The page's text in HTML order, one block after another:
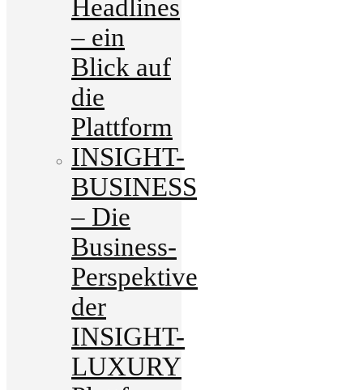
Headlines
– ein
Blick auf
die
Plattform
INSIGHT-
BUSINESS
– Die
Business-
Perspektive
der
INSIGHT-
LUXURY